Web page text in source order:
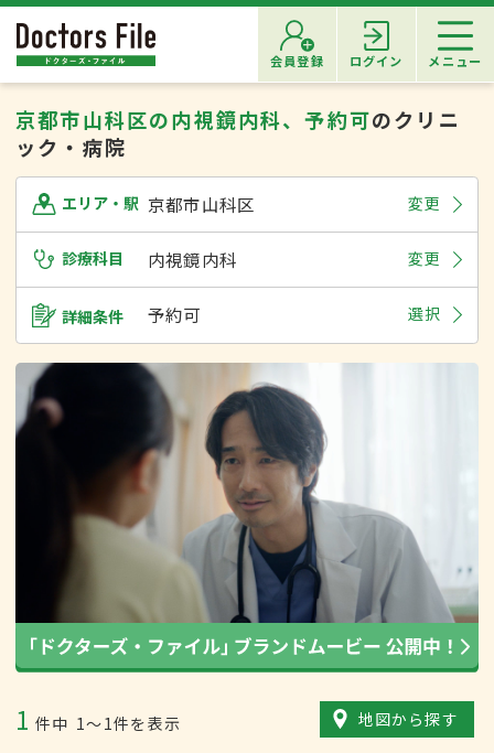
会員登録 ログイン メニュー
京都市山科区の内視鏡内科、予約可のクリニ
ック・病院
エリア・駅 京都市山科区 変更
診療科目 内視鏡内科 変更
詳細条件 予約可 選択
1 件中 1〜1件を表示 地図から探す